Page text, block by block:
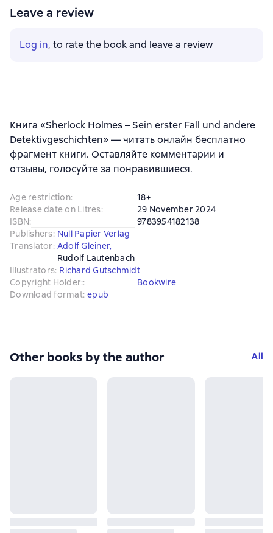
Leave a review
Log in, to rate the book and leave a review
Книга «Sherlock Holmes – Sein erster Fall und andere
Detektivgeschichten» — читать онлайн бесплатно
фрагмент книги. Оставляйте комментарии и
отзывы, голосуйте за понравившиеся.
Age restriction:
18+
Release date on Litres:
29 November 2024
ISBN:
9783954182138
Publishers: Null Papier Verlag
Translator: Adolf Gleiner,
Rudolf Lautenbach
Illustrators: Richard Gutschmidt
Copyright Holder::
Bookwire
Download format: epub
Other books by the author All